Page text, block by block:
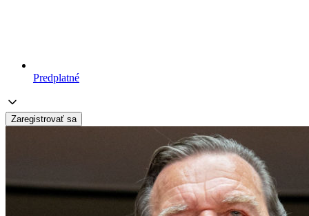
Predplatné
Zaregistrovať sa